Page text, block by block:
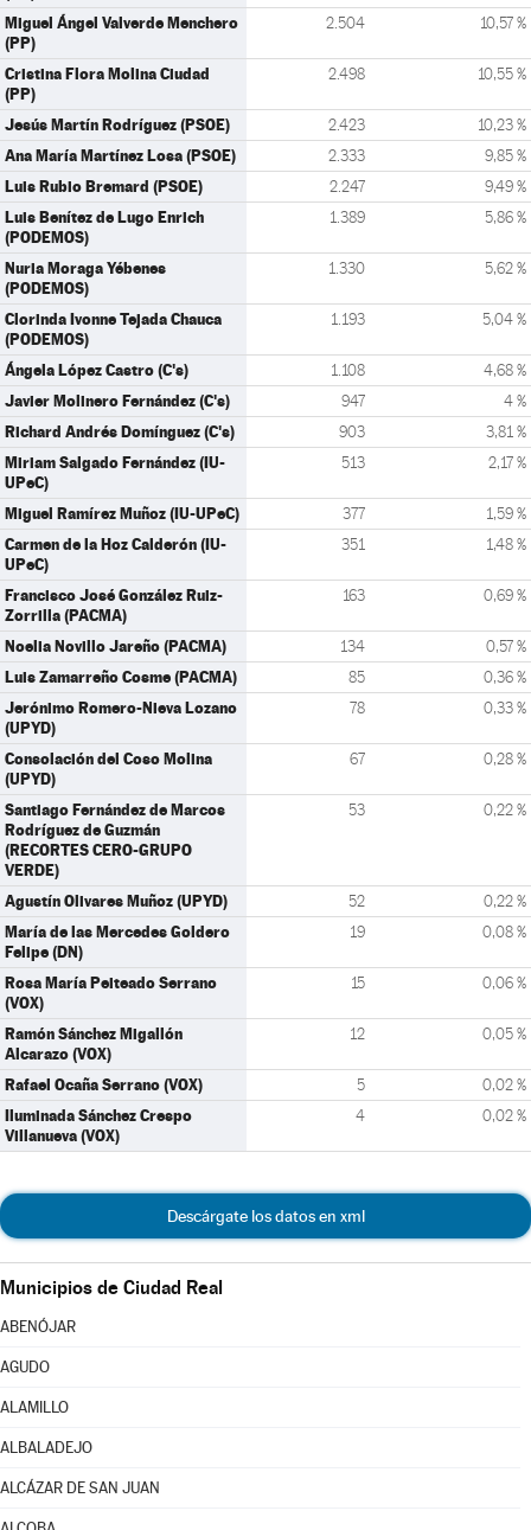
Miguel Ángel Valverde Menchero
(PP)
2.504 10,57 %
Cristina Flora Molina Ciudad
(PP)
2.498 10,55 %
Jesús Martín Rodríguez (PSOE) 2.423 10,23 %
Ana María Martínez Losa (PSOE) 2.333 9,85 %
Luis Rubio Bremard (PSOE) 2.247 9,49 %
Luis Benítez de Lugo Enrich
(PODEMOS)
1.389 5,86 %
Nuria Moraga Yébenes
(PODEMOS)
1.330 5,62 %
Clorinda Ivonne Tejada Chauca
(PODEMOS)
1.193 5,04 %
Ángela López Castro (C's) 1.108 4,68 %
Javier Molinero Fernández (C's) 947 4 %
Richard Andrés Domínguez (C's) 903 3,81 %
Miriam Salgado Fernández (IU-
UPeC)
513 2,17 %
Miguel Ramírez Muñoz (IU-UPeC) 377 1,59 %
Carmen de la Hoz Calderón (IU-
UPeC)
351 1,48 %
Francisco José González Ruiz-
Zorrilla (PACMA)
163 0,69 %
Noelia Novillo Jareño (PACMA) 134 0,57 %
Luis Zamarreño Cosme (PACMA) 85 0,36 %
Jerónimo Romero-Nieva Lozano
(UPYD)
78 0,33 %
Consolación del Coso Molina
(UPYD)
67 0,28 %
Santiago Fernández de Marcos
Rodríguez de Guzmán
(RECORTES CERO-GRUPO
VERDE)
53 0,22 %
Agustín Olivares Muñoz (UPYD) 52 0,22 %
María de las Mercedes Goldero
Felipe (DN)
19 0,08 %
Rosa María Peiteado Serrano
(VOX)
15 0,06 %
Ramón Sánchez Migallón
Alcarazo (VOX)
12 0,05 %
Rafael Ocaña Serrano (VOX) 5 0,02 %
Iluminada Sánchez Crespo
Villanueva (VOX)
4 0,02 %
Descárgate los datos en xml
Municipios de Ciudad Real
ABENÓJAR
AGUDO
ALAMILLO
ALBALADEJO
ALCÁZAR DE SAN JUAN